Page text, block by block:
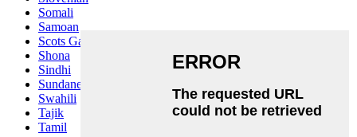
Somali
Samoan
Scots Gaelic
Shona
Sindhi
Sundanese
Swahili
Tajik
Tamil